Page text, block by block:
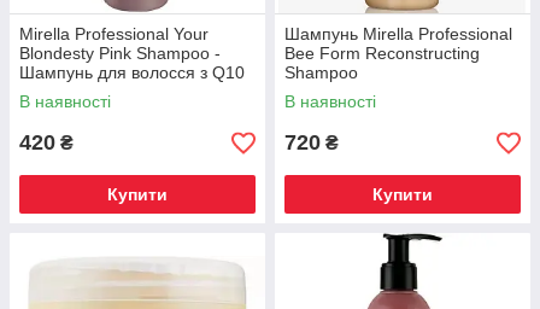
Mirella Professional Your
Blondesty Pink Shampoo -
Шампунь для волосся з Q10
та керамідами
В наявності
420 ₴
Купити
Шампунь Mirella Professional
Bee Form Reconstructing
Shampoo
В наявності
720 ₴
Купити